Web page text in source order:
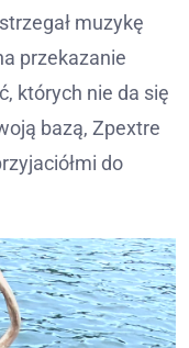
muzykę
przekazanie
których nie da się
bazą, Zpextre
do